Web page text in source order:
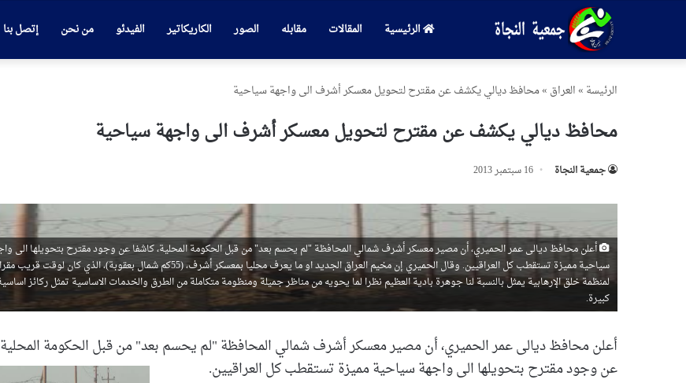
الرئيسية المقالات مقابله الصور الكاريكاتير الفيدئو من نحن إتصل بنا
الرئیسة »العراق »محافظ ديالي يكشف عن مقترح لتحويل معسكر أشرف الى واجهة سياحية
محافظ ديالي يكشف عن مقترح لتحويل معسكر أشرف الى واجهة سياحية
جمعیة النجاة 16 سبتمبر 2013
أعلن محافظ ديالى عمر الحميري، أن مصير معسكر أشرف شمالي المحافظة "لم يحسم بعد" من قبل الحكومة المحلية، كاشفا عن وجود مقترح بتحويلها الى
سياحية مميزة تستقطب كل العراقيين. وقال الحميري إن مخيم العراق الجديد او ما يعرف محليا بمعسكر أشرف، (55كم شمال بعقوبة)، الذي
لمنظمة خلق الإرهابية يمثل بالنسبة لنا جوهرة بادية العظيم نظرا لما يحويه من مناظر جميلة ومنظومة متكاملة من الطرق والخدمات الاساسية تمثل ركائز
كبيرة.
أعلن محافظ ديالى عمر الحميري، أن مصير معسكر أشرف شمالي المحافظة "لم يحسم بعد" من قبل الحكومة
عن وجود مقترح بتحويلها الى واجهة سياحية مميزة تستقطب كل العراقيين.